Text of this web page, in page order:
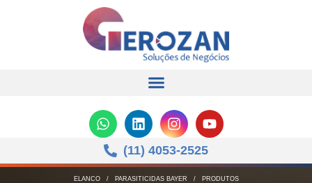
(11) 4053-2525
ELANCO/ PARASITICIDAS BAYER / PRODUTOS